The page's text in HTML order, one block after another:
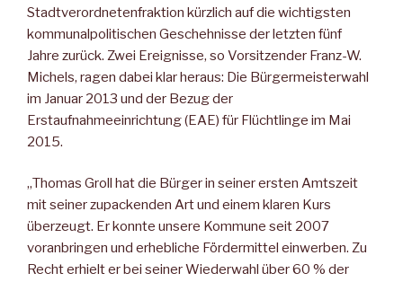
Stadtverordnetenfraktion kürzlich auf die wichtigsten
kommunalpolitischen Geschehnisse der letzten fünf
Jahre zurück. Zwei Ereignisse, so Vorsitzender Franz-W.
Michels, ragen dabei klar heraus: Die Bürgermeisterwahl
im Januar 2013 und der Bezug der
Erstaufnahmeeinrichtung (EAE) für Flüchtlinge im Mai
2015.
„Thomas Groll hat die Bürger in seiner ersten Amtszeit
mit seiner zupackenden Art und einem klaren Kurs
überzeugt. Er konnte unsere Kommune seit 2007
voranbringen und erhebliche Fördermittel einwerben. Zu
Recht erhielt er bei seiner Wiederwahl über 60 % der